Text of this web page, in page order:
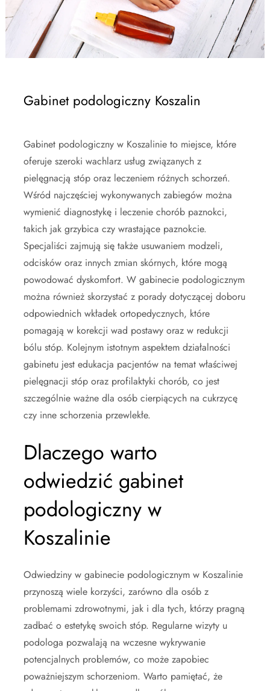
Gabinet podologiczny Koszalin
Gabinet podologiczny w Koszalinie to miejsce, które
oferuje szeroki wachlarz usług związanych z
pielęgnacją stóp oraz leczeniem różnych schorzeń.
Wśród najczęściej wykonywanych zabiegów można
wymienić diagnostykę i leczenie chorób paznokci,
takich jak grzybica czy wrastające paznokcie.
Specjaliści zajmują się także usuwaniem modzeli,
odcisków oraz innych zmian skórnych, które mogą
powodować dyskomfort. W gabinecie podologicznym
można również skorzystać z porady dotyczącej doboru
odpowiednich wkładek ortopedycznych, które
pomagają w korekcji wad postawy oraz w redukcji
bólu stóp. Kolejnym istotnym aspektem działalności
gabinetu jest edukacja pacjentów na temat właściwej
pielęgnacji stóp oraz profilaktyki chorób, co jest
szczególnie ważne dla osób cierpiących na cukrzycę
czy inne schorzenia przewlekłe.
Dlaczego warto
odwiedzić gabinet
podologiczny w
Koszalinie
Odwiedziny w gabinecie podologicznym w Koszalinie
przynoszą wiele korzyści, zarówno dla osób z
problemami zdrowotnymi, jak i dla tych, którzy pragną
zadbać o estetykę swoich stóp. Regularne wizyty u
podologa pozwalają na wczesne wykrywanie
potencjalnych problemów, co może zapobiec
poważniejszym schorzeniom. Warto pamiętać, że